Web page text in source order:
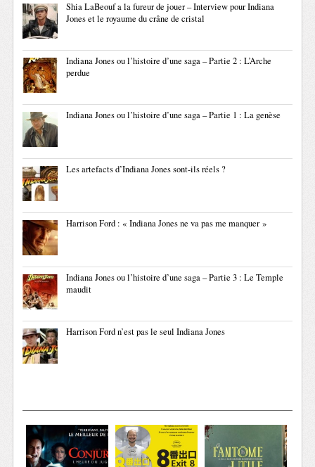
Shia LaBeouf a la fureur de jouer – Interview pour Indiana
Jones et le royaume du crâne de cristal
Indiana Jones ou l’histoire d’une saga – Partie 2 : L’Arche
perdue
Indiana Jones ou l’histoire d’une saga – Partie 1 : La genèse
Les artefacts d’Indiana Jones sont-ils réels ?
Harrison Ford : « Indiana Jones ne va pas me manquer »
Indiana Jones ou l’histoire d’une saga – Partie 3 : Le Temple
maudit
Harrison Ford n’est pas le seul Indiana Jones